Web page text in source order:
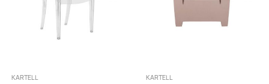
KARTELL KARTELL